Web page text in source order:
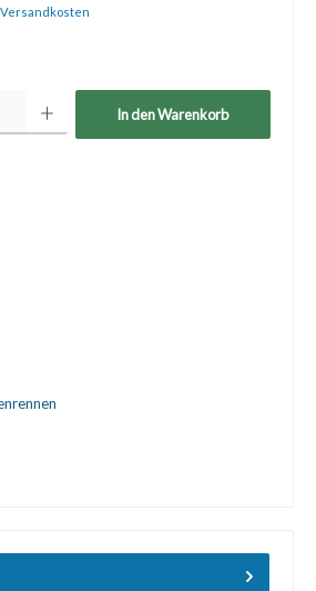
Versandkosten
In den Warenkorb